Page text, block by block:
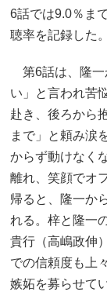
6話では9.0％ま
聴率を記録した。
第6話は、隆一
い」と言われ苦
赴き、後ろから
まで」と頼み涙
からず動けなく
離れ、笑顔でオ
帰ると、隆一か
れる。梓と隆一
貴行（高嶋政伸
での信頼度も上
嫉妬を募らせて